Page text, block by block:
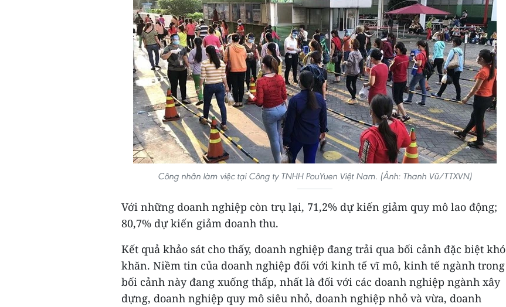
Công nhân làm việc tại Công ty TNHH PouYuen Việt Nam. (Ảnh: Thanh Vũ/TTXVN)
Với những doanh nghiệp còn trụ lại, 71,2% dự kiến giảm quy mô lao động;
80,7% dự kiến giảm doanh thu.
Kết quả khảo sát cho thấy, doanh nghiệp đang trải qua bối cảnh đặc biệt khó
khăn. Niềm tin của doanh nghiệp đối với kinh tế vĩ mô, kinh tế ngành trong
bối cảnh này đang xuống thấp, nhất là đối với các doanh nghiệp ngành xây
dựng, doanh nghiệp quy mô siêu nhỏ, doanh nghiệp nhỏ và vừa, doanh